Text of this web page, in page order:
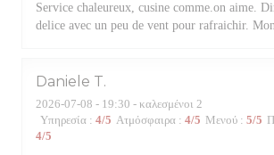
Service chaleureux, cusine comme.on aime.
delice avec un peu de vent pour rafraichir.
Daniele T
2026-07-08 - 19:30 - καλεσμένοι 2
Υπηρεσία : 4/5 Ατμόσφαιρα : 4/5 Μενού : 5/5
4/5